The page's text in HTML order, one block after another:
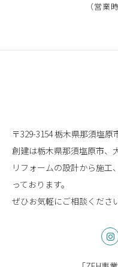
（営業
〒329-3154 栃木県那須塩
創建は栃木県那須塩原市、
リフォームの設計から施工、
っております。
ぜひお気軽にご相談ください